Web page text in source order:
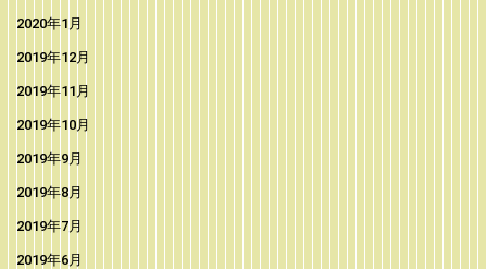
2020年1月
2019年12月
2019年11月
2019年10月
2019年9月
2019年8月
2019年7月
2019年6月